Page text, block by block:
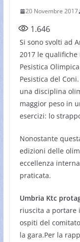
20 Novembre 2017
1.646
Si sono svolti ad
2017 le
Pesistica
Pesistica del
una disciplina
maggior peso in
esercizi: lo
Nonostante
edizioni delle
eccellenza
praticata.
Umbria Ktc
riuscita a portare
ospiti del
la gara.Per la